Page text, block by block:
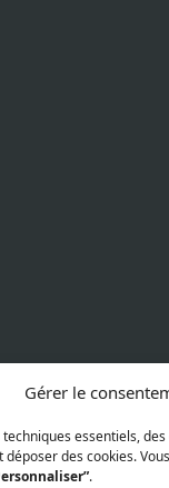
Gérer le
essentiels,
des cookies.
.